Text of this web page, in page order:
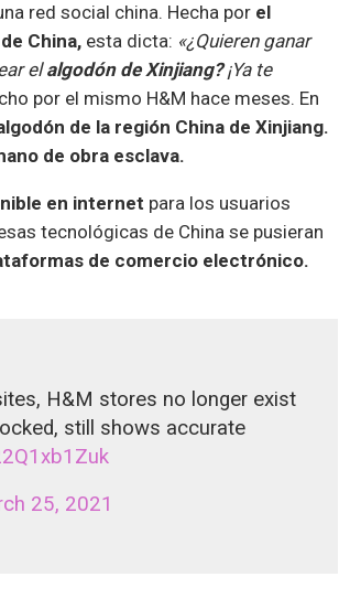
red social china. Hecha por el
China, esta dicta: «¿Quieren ganar
elalgodón de Xinjiang?¡Ya te
por el mismo H&M hace meses. En
de la región China de Xinjiang.
de obra esclava.
en internet para los usuarios
tecnológicas de China se pusieran
de comercio electrónico.
H&M stores no longer exist
still shows accurate
25, 2021